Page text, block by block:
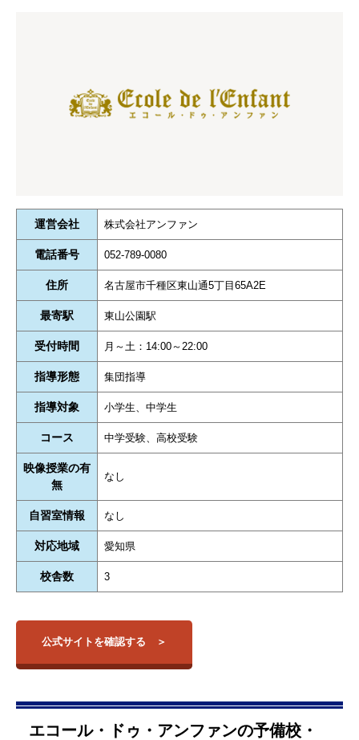
運営会社 株式会社アンファン
電話番号 052-789-0080
住所 名古屋市千種区東山通5丁目65A2E
最寄駅 東山公園駅
受付時間 月～土：14:00～22:00
指導形態 集団指導
指導対象 小学生、中学生
コース 中学受験、高校受験
映像授業の有
無
なし
自習室情報 なし
対応地域 愛知県
校舎数 3
公式サイトを確認する
エコール・ドゥ・アンファンの予備校・